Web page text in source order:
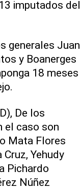
imputados del
generales Juan
y Boanerges
18 meses
De los
el caso son
Mata Flores
Yehudy
Pichardo
Núñez